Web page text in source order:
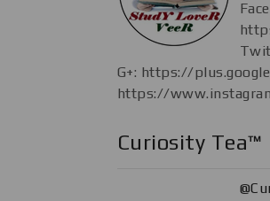
G+: https://
https://
Curiosity Tea™